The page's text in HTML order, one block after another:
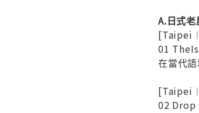
A.日式老
01
在當代
02 Drop